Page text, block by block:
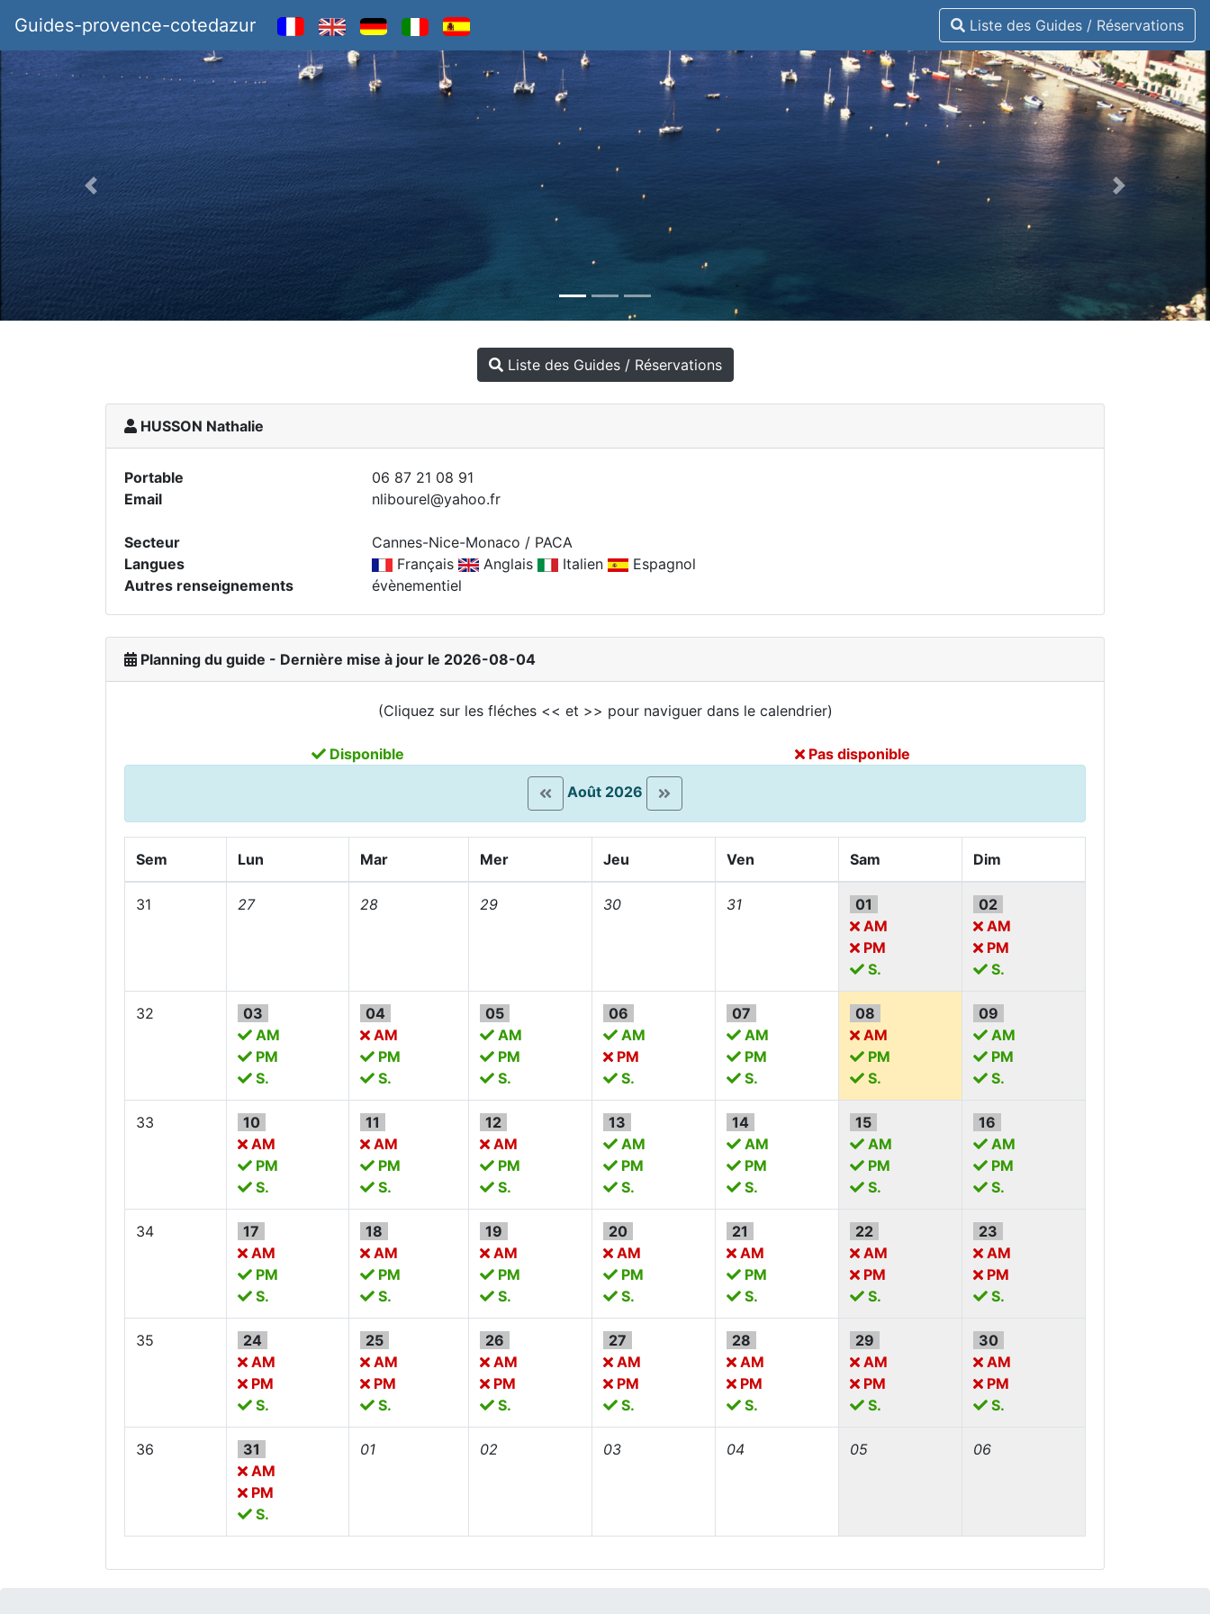
Guides-provence-cotedazur Liste des Guides / Réservations
Liste des Guides / Réservations
HUSSON Nathalie
Portable
06 87 21 08 91
Email
nlibourel@yahoo.fr
Secteur
Cannes-Nice-Monaco / PACA
Langues
Français Anglais Italien
Espagnol
Autres renseignements
évènementiel
Planning du guide - Dernière mise à jour le 2026-08-04
(Cliquez sur les fléches << et >> pour naviguer dans le calendrier)
Disponible Pas disponible
Août 2026
Sem Lun Mar Mer Jeu Ven Sam Dim
31 27 28 29 30 31
01
AM
PM
S.
02
AM
PM
S.
32
03
AM
PM
S.
04
AM
PM
S.
05
AM
PM
S.
06
AM
PM
S.
07
AM
PM
S.
08
AM
PM
S.
09
AM
PM
S.
33
10
AM
PM
S.
11
AM
PM
S.
12
AM
PM
S.
13
AM
PM
S.
14
AM
PM
S.
15
AM
PM
S.
16
AM
PM
S.
34
17
AM
PM
S.
18
AM
PM
S.
19
AM
PM
S.
20
AM
PM
S.
21
AM
PM
S.
22
AM
PM
S.
23
AM
PM
S.
35
24
AM
PM
S.
25
AM
PM
S.
26
AM
PM
S.
27
AM
PM
S.
28
AM
PM
S.
29
AM
PM
S.
30
AM
PM
S.
36
31
AM
PM
S.
01 02 03 04 05 06